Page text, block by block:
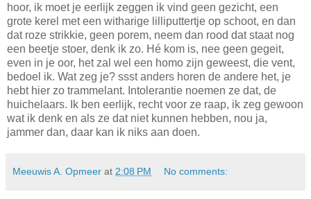
hoor, ik moet je eerlijk zeggen ik vind geen gezicht, een
grote kerel met een witharige lilliputtertje op schoot, en dan
dat roze strikkie, geen porem, neem dan rood dat staat nog
een beetje stoer, denk ik zo. Hé kom is, nee geen gegeit,
even in je oor, het zal wel een homo zijn geweest, die vent,
bedoel ik. Wat zeg je? ssst anders horen de andere het, je
hebt hier zo trammelant. Intolerantie noemen ze dat, de
huichelaars. Ik ben eerlijk, recht voor ze raap, ik zeg gewoon
wat ik denk en als ze dat niet kunnen hebben, nou ja,
jammer dan, daar kan ik niks aan doen.
Meeuwis A. Opmeer at 2:08 PM No comments: